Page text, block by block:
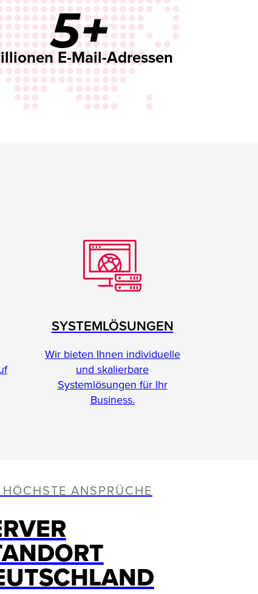
5+
E-Mail-Adressen
SYSTEMLÖSUNGEN
Wir bieten Ihnen individuelle
und skalierbare
Systemlösungen für Ihr
Business.
ANSPRÜCHE